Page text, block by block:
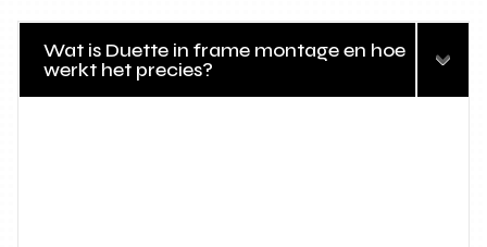
Wat is Duette in frame montage en hoe
werkt het precies?